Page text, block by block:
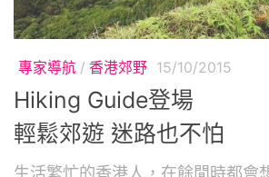
專家導航/ 香港郊野 15/10/2015
Hiking Guide登場
輕鬆郊遊 迷路也不怕
生活繁忙的香港人，在餘閒時都會